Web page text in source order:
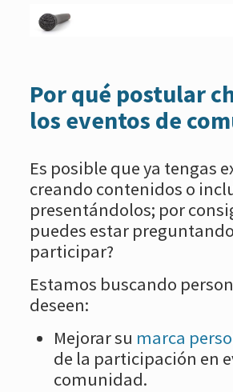
Por qué postular
los eventos de
Es posible que ya tengas
creando contenidos o
presentándolos; por
puedes estar
participar?
Estamos buscando
deseen:
Mejorar su marca
de la participación en
comunidad.